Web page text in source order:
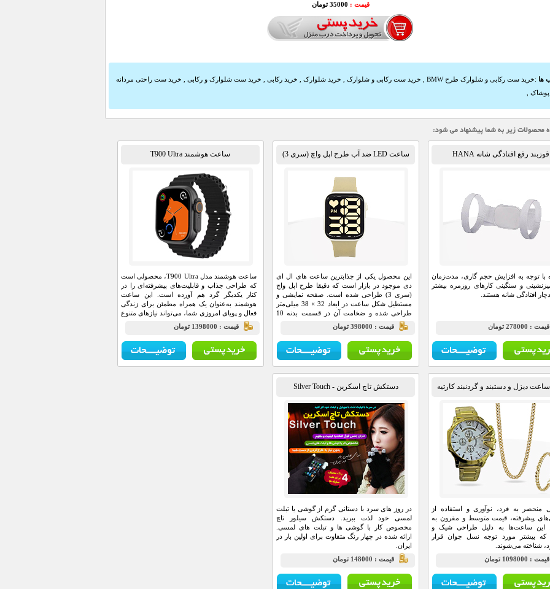
قیمت : 35000 تومان
ها :خرید ست رکابی و شلوارک طرح BMW خرید ست رکابی و شلوارک خرید شلوارک خرید رکابی خرید ست شلوارک و رکابی
خرید ست راحتی مردانه
پوشاک
قوزبند رفع افتادگی شانه HANA
با توجه به افزایش حجم گاری، مدت‌زمان
و سنگینی کارهای روزمره بیشتر
افتادگی شانه هستند.
قيمت : 278000 تومان
ساعت LED ضد آب طرح اپل واچ (سری 3)
این محصول یکی از جذابترین ساعت های ال ای
دی موجود در بازار است که دقیقا طرح اپل واچ
(سری 3) طراحی شده است. صفحه نمایشی و
مستطیل شکل ساعت در ابعاد 32 × 38 میلی‌متر
طراحی شده و ضخامت آن در قسمت بدنه 10
میلی‌متر است.
قيمت : 398000 تومان
ساعت هوشمند T900 Ultra
ساعت هوشمند مدل T900 Ultra، محصولی است
که طراحی جذاب و قابلیت‌های پیشرفته‌ای را در
کنار یکدیگر گرد هم آورده است. این ساعت
هوشمند به‌عنوان یک همراه مطمئن برای زندگی
فعال و پویای امروزی شما، می‌تواند نیازهای متنوع
شما را به‌خوبی برطرف کند.
قيمت : 1398000 تومان
دیزل و دستبند و گردنبند کارتیه
منحصر به فرد، نوآوری و استفاده از
پیشرفته، قیمت متوسط و مقرون به
این ساعت‌ها به دلیل طراحی شیک و
که بیشتر مورد توجه نسل جوان قرار
شناخته می‌شوند.
قيمت : 1098000 تومان
دستکش تاچ اسکرین - Silver Touch
در روز های سرد با دستانی گرم از گوشی یا تبلت
لمسی خود لذت ببرید. دستکش سیلور تاچ
مخصوص کار با گوشی ها و تبلت های لمسی.
ارائه شده در چهار رنگ متفاوت برای اولین بار در
ایران.
قيمت : 148000 تومان